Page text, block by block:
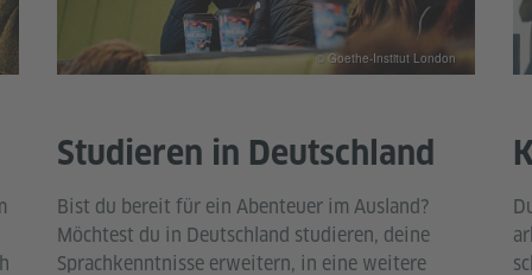
Studieren in Deutschland
Bist du bereit für ein Abenteuer im Ausland?
Möchtest du in Deutschland studieren, deine
Sprachkenntnisse erweitern, in eine weitere
© Goethe-Institut London